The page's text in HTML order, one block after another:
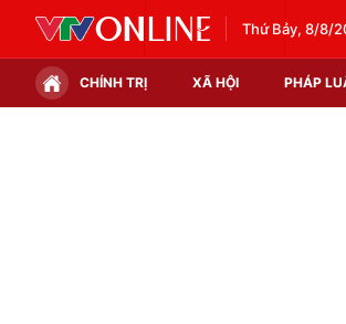
Thứ Bảy, 8/8/
CHÍNH TRỊ XÃ HỘI PHÁP